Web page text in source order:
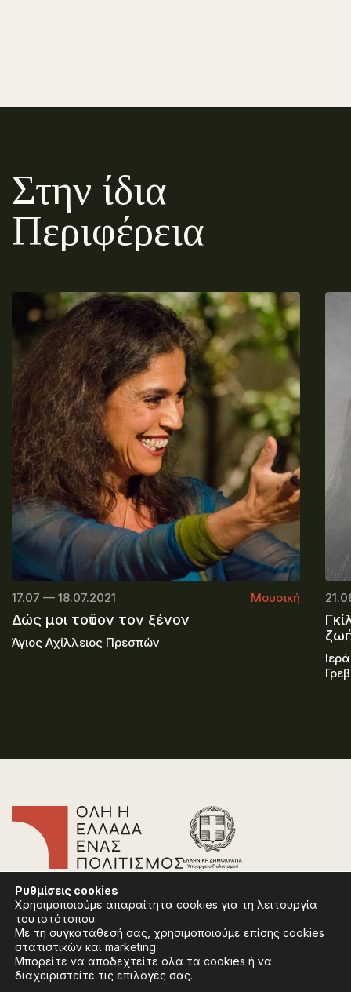
Στην ίδια
Περιφέρεια
17.07 — 18.07.2021 Μουσική
Δώς μοι τοῦτον τον ξένον
Άγιος Αχίλλειος Πρεσπών
Συχνές Ερωτήσεις
Πολιτική Απορρήτου
Όροι Χρήσης
Πολιτική Cookies
Ακολουθήστε:InstagramFacebook
Ρυθμίσεις cookies
Χρησιμοποιούμε απαραίτητα cookies για τη λειτουργία
του ιστότοπου.
Με τη συγκατάθεσή σας, χρησιμοποιούμε επίσης cookies
στατιστικών και marketing.
Μπορείτε να αποδεχτείτε όλα τα cookies ή να
διαχειριστείτε τις επιλογές σας.